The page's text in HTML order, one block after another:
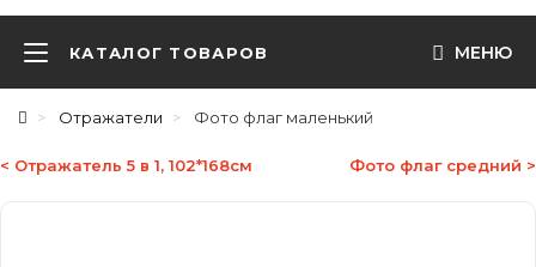
КАТАЛОГ ТОВАРОВ МЕНЮ
Отражатели Фото флаг маленький
< Отражатель 5 в 1, 102*168см Фото флаг средний >